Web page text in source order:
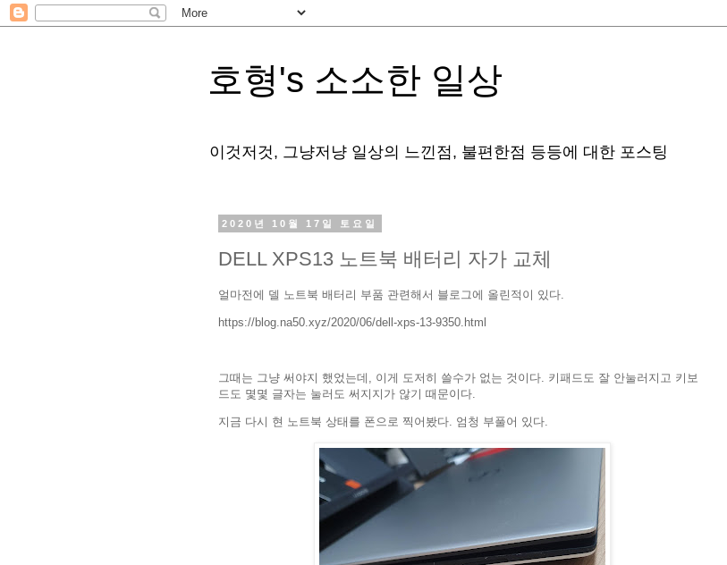
호형's 소소한 일상
이것저것, 그냥저냥 일상의 느낀점, 불편한점 등등에 대한 포스팅
2020년 10월 17일 토요일
DELL XPS13 노트북 배터리 자가 교체
얼마전에 델 노트북 배터리 부품 관련해서 블로그에 올린적이 있다.
https://blog.na50.xyz/2020/06/dell-xps-13-9350.html
그때는 그냥 써야지 했었는데, 이게 도저히 쓸수가 없는 것이다. 키패드도 잘 안눌러지고 키보
드도 몇몇 글자는 눌러도 써지지가 않기 때문이다.
지금 다시 현 노트북 상태를 폰으로 찍어봤다. 엄청 부풀어 있다.